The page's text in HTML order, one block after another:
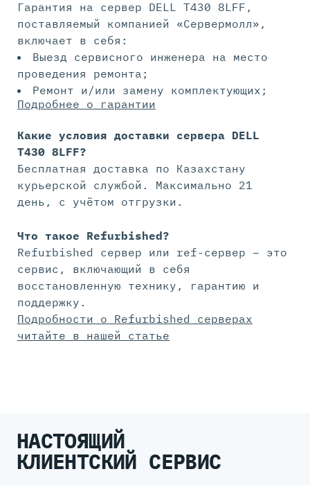
Гарантия на сервер DELL T430 8LFF,
поставляемый компанией «Сервермолл»,
включает в себя:
Выезд сервисного инженера на место
проведения ремонта;
Ремонт и/или замену комплектующих;
Подробнее о гарантии
Какие условия доставки сервера DELL
T430 8LFF?
Бесплатная доставка по Казахстану
курьерской службой. Максимально 21
день, с учётом отгрузки.
Что такое Refurbished?
Refurbished сервер или ref-сервер – это
сервис, включающий в себя
восстановленную технику, гарантию и
поддержку.
Подробности о Refurbished серверах
читайте в нашей статье
НАСТОЯЩИЙ
КЛИЕНТСКИЙ СЕРВИС